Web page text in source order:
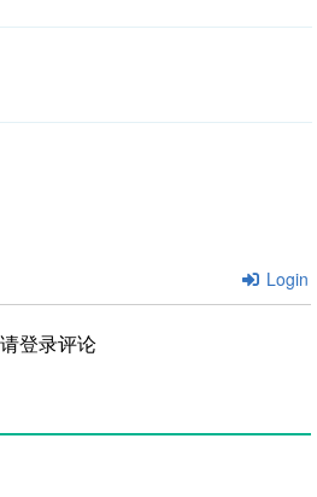
Login
请登录评论